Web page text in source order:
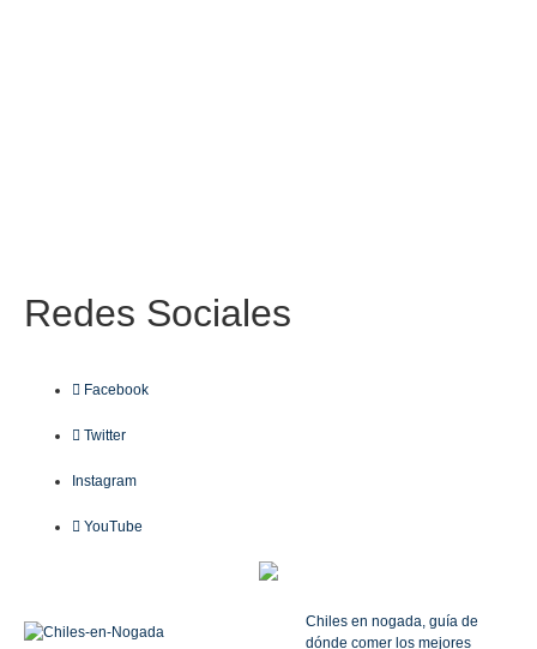
Redes Sociales
Facebook
Twitter
Instagram
YouTube
Chiles en nogada, guía de
dónde comer los mejores